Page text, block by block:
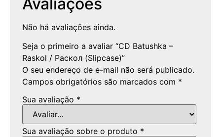
Não há avaliações ainda.
Seja o primeiro a avaliar “CD Batushka –
Raskol / Раскол (Slipcase)”
O seu endereço de e-mail não será publicado.
Campos obrigatórios são marcados com *
Sua avaliação *
Sua avaliação sobre o produto *